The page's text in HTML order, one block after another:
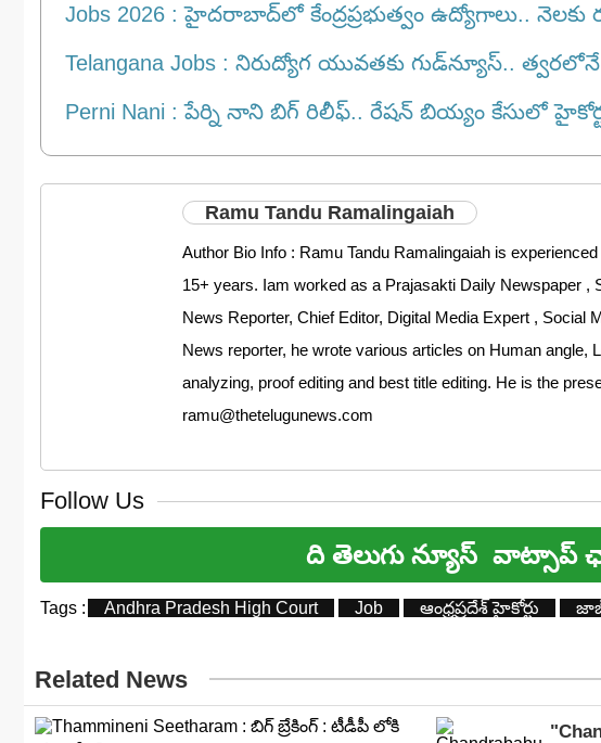
Jobs 2026 : హైదరాబాద్‌లో కేంద్రప్రభుత్వం ఉద్యోగాలు.. నెలకు
Telangana Jobs : నిరుద్యోగ యువ‌త‌కు గుడ్‌న్యూస్‌..
Perni Nani : పేర్ని నాని బిగ్ రిలీఫ్.. రేషన్ బియ్యం కేసులో
Ramu Tandu Ramalingaiah
Author Bio Info : Ramu Tandu Ramalingaiah is
15+ years. Iam worked as a Prajasakti Daily Newspaper
News Reporter, Chief Editor, Digital Media Expert , Social
News reporter, he wrote various articles on Human
analyzing, proof editing and best title editing. He is the
ramu@thetelugunews.com
Follow Us
ది తెలుగు న్యూస్ వాట్సాప్
Tags : Andhra Pradesh High Court Job ఆంధ్రప్రదేశ్ హైకోర్టు
Related News